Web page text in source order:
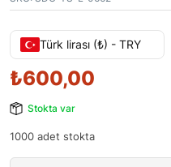
Türk lirası (₺) - TRY
₺600,00
Stokta var
1000 adet stokta